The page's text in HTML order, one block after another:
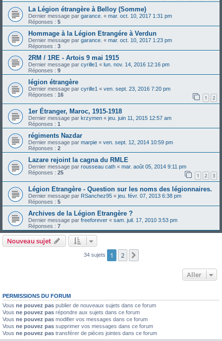
La Légion étrangère à Belloy (Somme)
Dernier message par garance. « mar. oct. 10, 2017 1:31 pm
Réponses : 5
Hommage à la Légion Etrangére à Verdun
Dernier message par garance. « mar. oct. 10, 2017 1:23 pm
Réponses : 3
2RM / 1RE - Artois 9 mai 1915
Dernier message par cyrille1 « lun. nov. 14, 2016 12:16 pm
Réponses : 9
légion étrangère
Dernier message par cyrille1 « ven. sept. 23, 2016 7:20 pm
Réponses : 16 1 2
1er Étranger, Maroc, 1915-1918
Dernier message par krzymen « jeu. juin 11, 2015 12:57 am
Réponses : 1
régiments Nazdar
Dernier message par marpie « ven. sept. 12, 2014 10:59 pm
Réponses : 2
Lazare rejoint la cagna du RMLE
Dernier message par rousseau cath « mar. août 05, 2014 9:11 pm
Réponses : 25 1 2 3
Légion Etrangère - Question sur les noms des légionnaires.
Dernier message par RSanchez95 « jeu. févr. 07, 2013 6:38 pm
Réponses : 5
Archives de la Légion Etrangère ?
Dernier message par freeforever « sam. juil. 17, 2010 3:53 pm
Réponses : 7
Nouveau sujet
34 sujets 1 2
Aller
PERMISSIONS DU FORUM
Vous ne pouvez pas publier de nouveaux sujets dans ce forum
Vous ne pouvez pas répondre aux sujets dans ce forum
Vous ne pouvez pas modifier vos messages dans ce forum
Vous ne pouvez pas supprimer vos messages dans ce forum
Vous ne pouvez pas transférer de pièces jointes dans ce forum